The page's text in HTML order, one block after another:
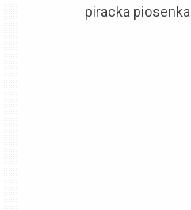
piracka piosenka